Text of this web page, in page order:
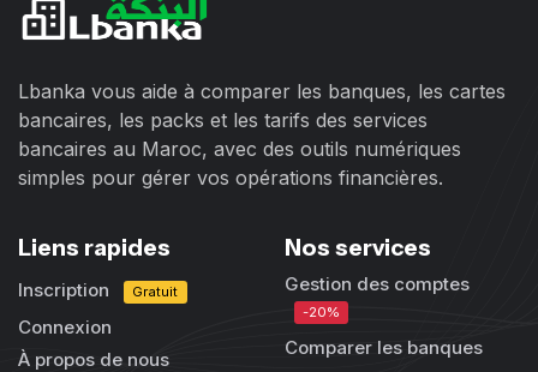
Lbanka vous aide à comparer les banques, les cartes
bancaires, les packs et les tarifs des services
bancaires au Maroc, avec des outils numériques
simples pour gérer vos opérations financières.
Liens rapides
Inscription Gratuit
Connexion
À propos de nous
Nos services
Gestion des comptes
-20%
Comparer les banques